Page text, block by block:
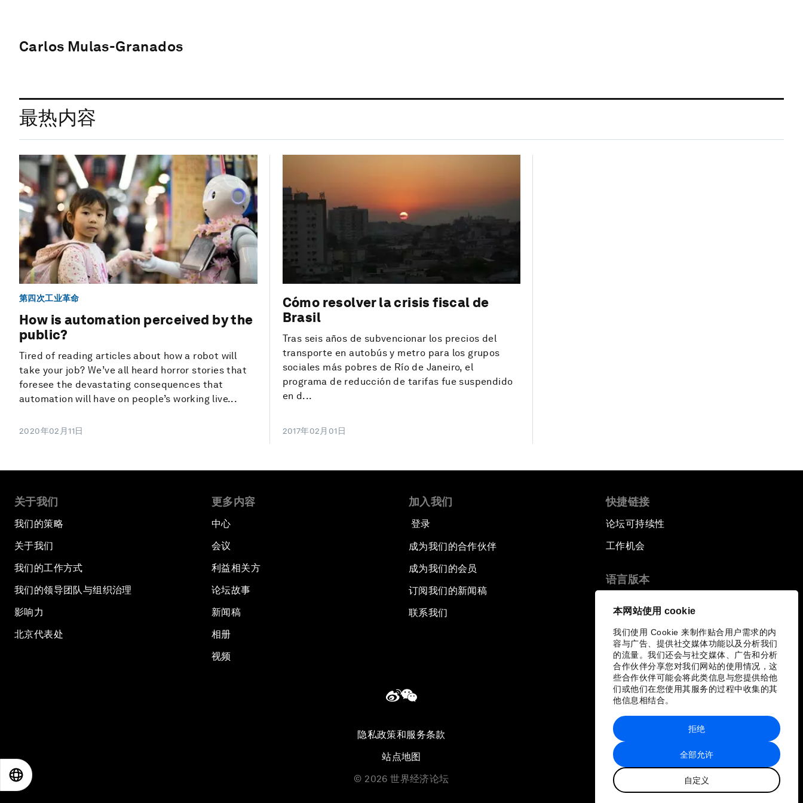
本网站使用 cookie
我们使用 Cookie 来制作贴合用户需求的内
容与广告、提供社交媒体功能以及分析我们
的流量。我们还会与社交媒体、广告和分析
合作伙伴分享您对我们网站的使用情况，这
些合作伙伴可能会将此类信息与您提供给他
们或他们在您使用其服务的过程中收集的其
他信息相结合。
全部允许
自定义
拒绝
Carlos Mulas-Granados
最热内容
第四次工业革命
How is automation perceived by the
public?
Tired of reading articles about how a robot will
take your job? We’ve all heard horror stories that
foresee the devastating consequences that
automation will have on people’s working live...
2020年02月11日
Cómo resolver la crisis fiscal de
Brasil
Tras seis años de subvencionar los precios del
transporte en autobús y metro para los grupos
sociales más pobres de Río de Janeiro, el
programa de reducción de tarifas fue suspendido
en d...
2017年02月01日
关于我们
我们的策略
关于我们
我们的工作方式
我们的领导团队与组织治理
影响力
北京代表处
更多内容
中心
会议
利益相关方
论坛故事
新闻稿
相册
视频
加入我们
登录
成为我们的合作伙伴
成为我们的会员
订阅我们的新闻稿
联系我们
快捷链接
论坛可持续性
工作机会
语言版本
隐私政策和服务条款
站点地图
© 2026 世界经济论坛